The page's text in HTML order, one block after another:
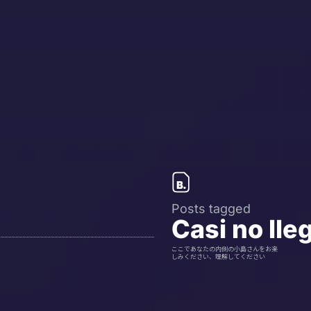
Posts tagged
Casi no
ここであなたの内側の小島さんをお楽
しみください、理解してください